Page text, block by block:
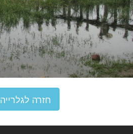
חזרה לגלרייה